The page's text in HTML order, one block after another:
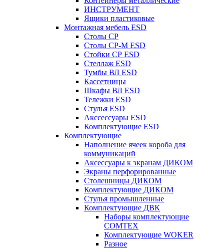
ИНСТРУМЕНТ
Ящики пластиковые
Монтажная мебель ESD
Столы СР
Столы СР-М ESD
Стойки СР ESD
Стеллаж ESD
Тумбы ВЛ ESD
Кассетницы
Шкафы ВЛ ESD
Тележки ESD
Стулья ESD
Акссессуары ESD
Комплектующие ESD
Комплектующие
Наполнение ячеек короба для
коммуникаций
Аксессуары к экранам ДИКОМ
Экраны перфорированные
Cтолешницы ДИКОМ
Комплектующие ДИКОМ
Стулья промышленные
Комплектующие ДВК
Наборы комплектующие
COMTEX
Комплектующие WOKER
Разное